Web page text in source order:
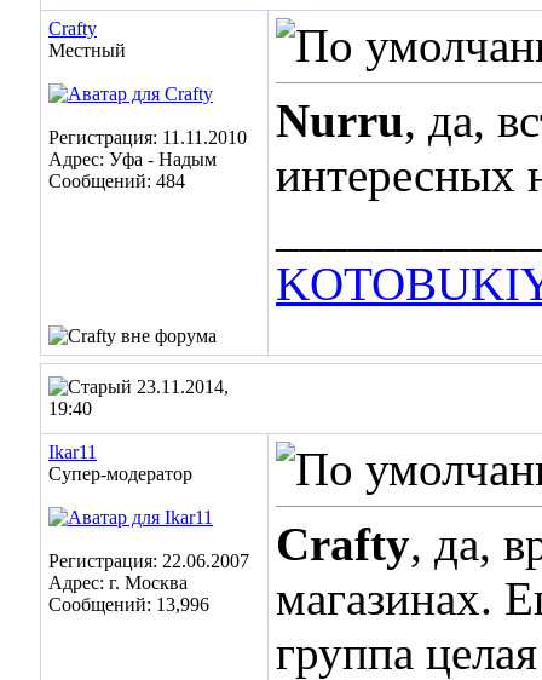
Crafty
Местный
Регистрация: 11.11.2010
Адрес: Уфа - Надым
Сообщений: 484
Nurru, да,
интересных
23.11.2014,
19:40
Ikar11
Супер-модератор
Регистрация: 22.06.2007
Адрес: г. Москва
Сообщений: 13,996
Crafty, да,
магазинах.
группа